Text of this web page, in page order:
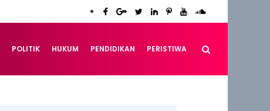
POLITIK HUKUM PENDIDIKAN PERISTIWA